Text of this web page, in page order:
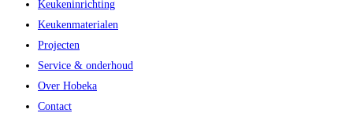
Keukeninrichting
Keukenmaterialen
Projecten
Service & onderhoud
Over Hobeka
Contact